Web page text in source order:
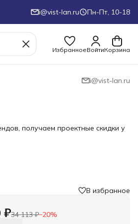
i@vist-lan.ru Пн-Пт, 10-18
ИзбранноеВойтиКорзина
i@vist-lan.ru
получаем проектные скидки у
В избранное
₽34 113 ₽−20%